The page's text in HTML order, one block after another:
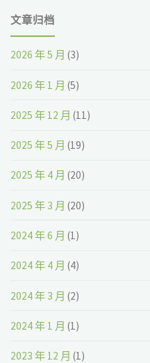
文章归档
2026 年 5 月 (3)
2026 年 1 月 (5)
2025 年 12 月 (11)
2025 年 5 月 (19)
2025 年 4 月 (20)
2025 年 3 月 (20)
2024 年 6 月 (1)
2024 年 4 月 (4)
2024 年 3 月 (2)
2024 年 1 月 (1)
2023 年 12 月 (1)